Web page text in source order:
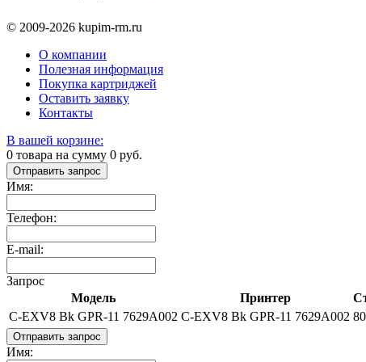
© 2009-2026 kupim-rm.ru
О компании
Полезная информация
Покупка картриджей
Оставить заявку
Контакты
В вашей корзине:
0 товара на сумму 0 руб.
Отправить запрос
Имя:
Телефон:
E-mail:
Запрос
Модель
Принтер
C-EXV8 Bk GPR-11 7629A002 C-EXV8 Bk GPR-11 7629A002
Отправить запрос
Имя: